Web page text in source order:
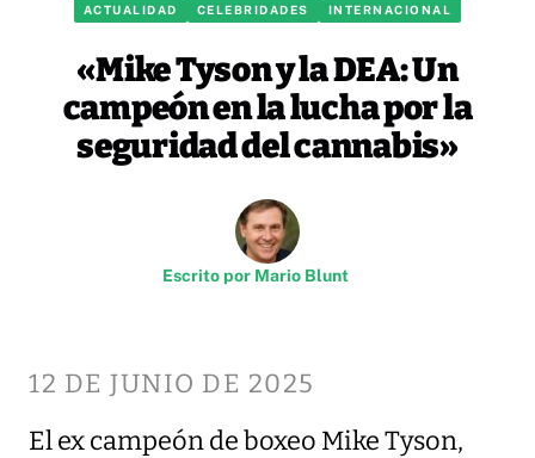
ACTUALIDAD CELEBRIDADES INTERNACIONAL
«Mike Tyson y la DEA: Un
campeón en la lucha por la
seguridad del cannabis»
Escrito por Mario Blunt
12 DE JUNIO DE 2025
El ex campeón de boxeo Mike Tyson,